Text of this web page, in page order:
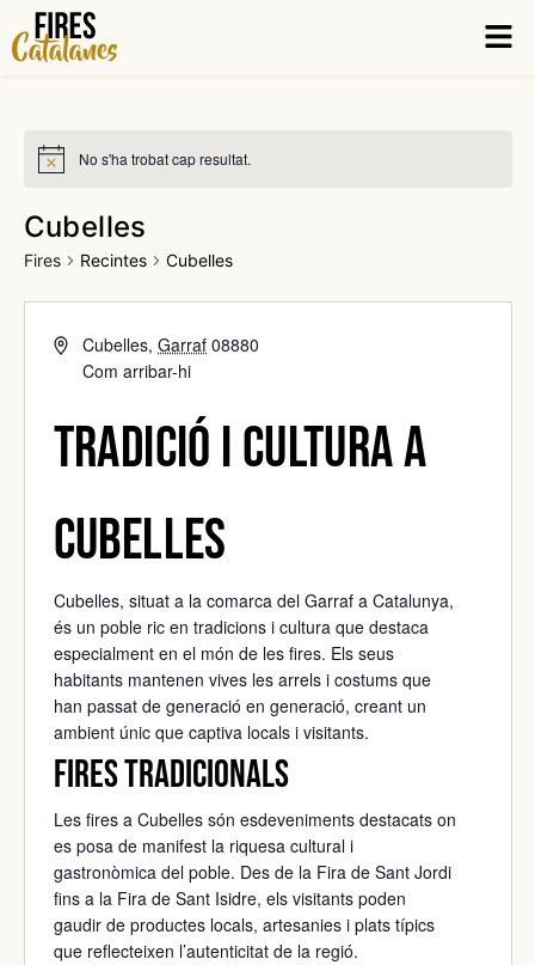
No s'ha trobat cap resultat.
Cubelles
Fires Recintes Cubelles
Cubelles, Garraf 08880
Com arribar-hi
Tradició i cultura a
Cubelles
Cubelles, situat a la comarca del Garrafa Catalunya,
és un poble ric en tradicions i cultura que destaca
especialment en el món de les fires. Els seus
habitants mantenen vives les arrels i costums que
han passat de generació en generació, creant un
ambient únic que captiva locals i visitants.
Fires tradicionals
Les fires a Cubelles són esdeveniments destacats on
es posa de manifest la riquesa cultural i
gastronòmica del poble. Des de la Fira de Sant Jordi
fins a la Fira de Sant Isidre, els visitants poden
gaudir de productes locals, artesanies i plats típics
que reflecteixen l’autenticitat de la regió.